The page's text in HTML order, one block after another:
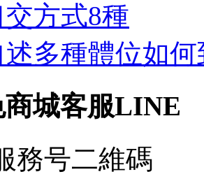
方式8種
多種體位如
城客服LINE